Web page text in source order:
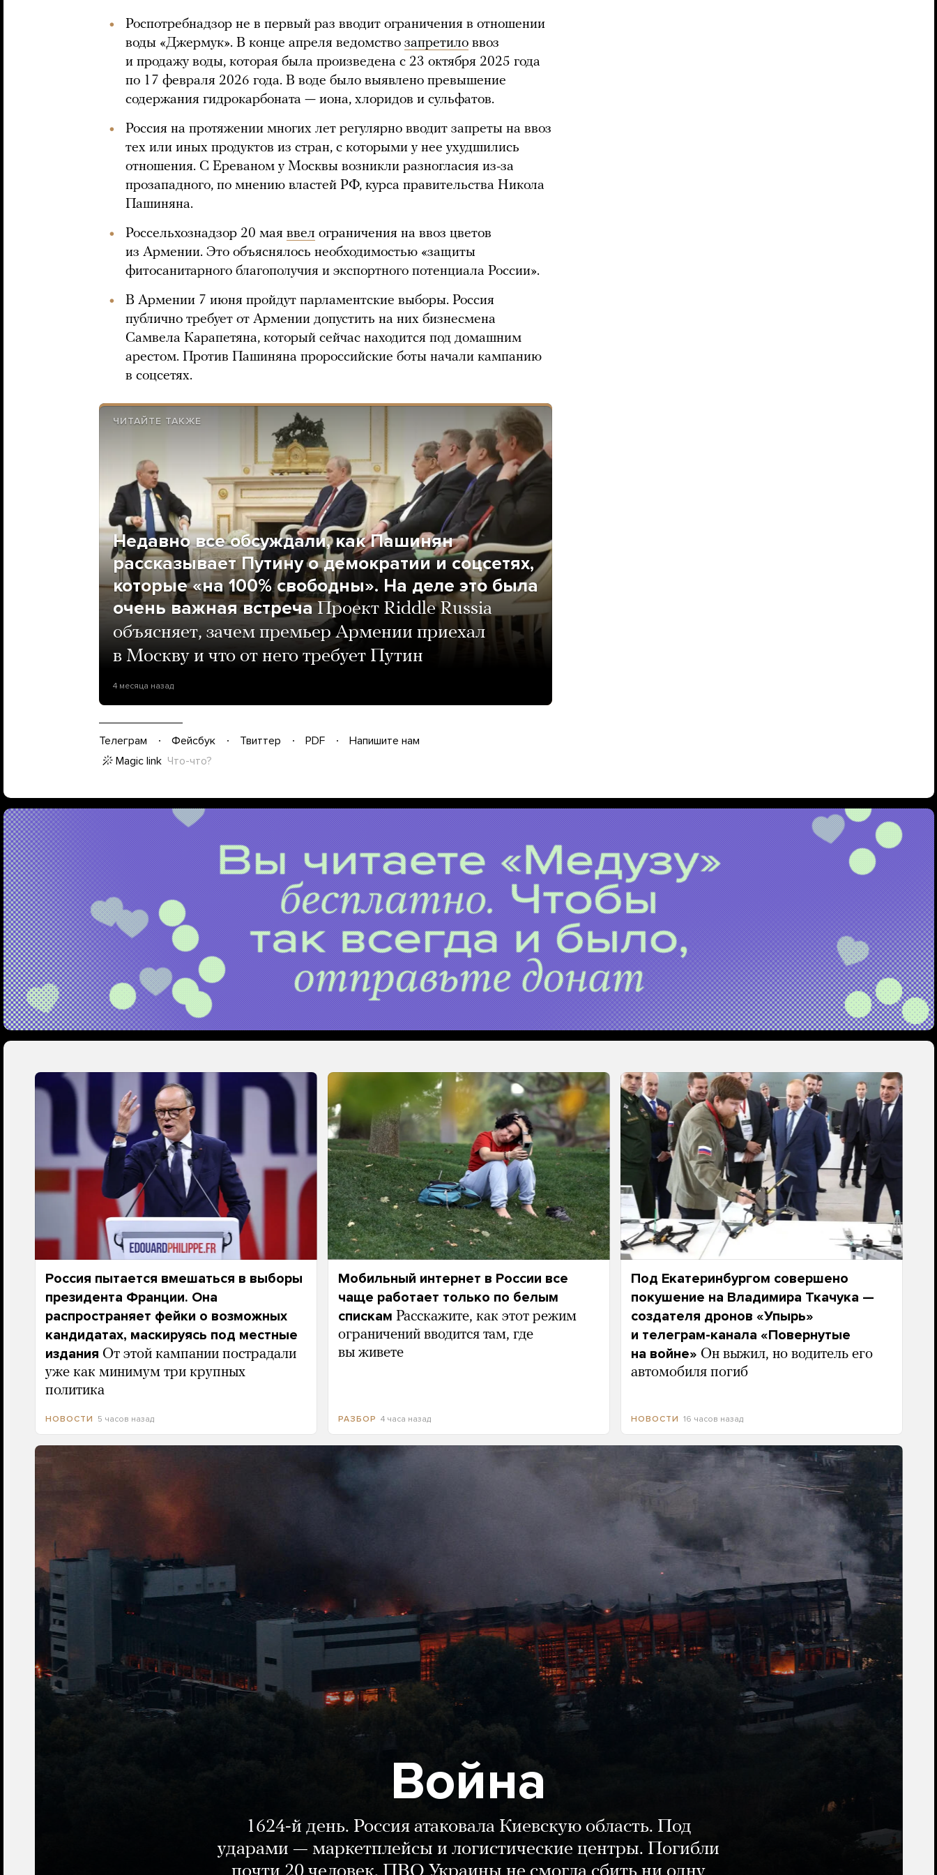
Роспотребнадзор не в первый раз вводит ограничения в отношении
воды «Джермук». В конце апреля ведомство запретило ввоз
и продажу воды, которая была произведена с 23 октября 2025 года
по 17 февраля 2026 года. В воде было выявлено превышение
содержания гидрокарбоната — иона, хлоридов и сульфатов.
Россия на протяжении многих лет регулярно вводит запреты на ввоз
тех или иных продуктов из стран, с которыми у нее ухудшились
отношения. С Ереваном у Москвы возникли разногласия из-за
прозападного, по мнению властей РФ, курса правительства Никола
Пашиняна.
Россельхознадзор 20 мая ввел ограничения на ввоз цветов
из Армении. Это объяснялось необходимостью «защиты
фитосанитарного благополучия и экспортного потенциала России».
В Армении 7 июня пройдут парламентские выборы. Россия
публично требует от Армении допустить на них бизнесмена
Самвела Карапетяна, который сейчас находится под домашним
арестом. Против Пашиняна пророссийские боты начали кампанию
в соцсетях.
ЧИТАЙТЕ ТАКЖЕ
Недавно все обсуждали, как Пашинян
рассказывает Путину о демократии и соцсетях,
которые «на 100% свободны». На деле это была
очень важная встреча Проект Riddle Russia
объясняет, зачем премьер Армении приехал
в Москву и что от него требует Путин
4 месяца назад
Телеграм Фейсбук Твиттер PDF
Напишите нам
Magic link Что-что?
Россия пытается вмешаться в выборы
президента Франции. Она
распространяет фейки о возможных
кандидатах, маскируясь под местные
издания От этой кампании пострадали
уже как минимум три крупных
политика
НОВОСТИ 5 часов назад
Мобильный интернет в России все
чаще работает только по белым
спискам Расскажите, как этот режим
ограничений вводится там, где
вы живете
РАЗБОР 4 часа назад
Под Екатеринбургом совершено
покушение на Владимира Ткачука —
создателя дронов «Упырь»
и телеграм-канала «Повернутые
на войне» Он выжил, но водитель его
автомобиля погиб
НОВОСТИ 16 часов назад
Война
1624-й день. Россия атаковала Киевскую область. Под
ударами — маркетплейсы и логистические центры. Погибли